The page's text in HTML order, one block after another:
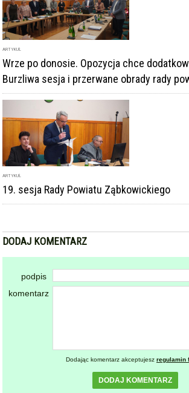
ARTYKUŁ
Wrze po donosie. Opozycja chce
Burzliwa sesja i przerwane obrady rady
ARTYKUŁ
19. sesja Rady Powiatu Ząbkowickiego
DODAJ KOMENTARZ
podpis
komentarz
Dodając komentarz akceptujesz regulamin
DODAJ KOMENTARZ